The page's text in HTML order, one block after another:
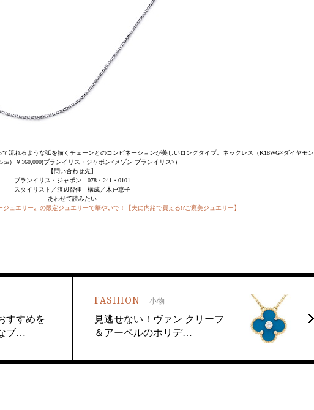
流れるような弧を描くチェーンとのコンビネーションが美しいロングタイプ。ネックレス（K18WG×ダイヤモン
㎝）￥160,000(ブランイリス・ジャポン<メゾン ブランイリス>)
【問い合わせ先】
ブランイリス・ジャポン 078・241・0101
スタイリスト／渡辺智佳 構成／木戸恵子
あわせて読みたい
ュエリー〟の限定ジュエリーで華やいで！【夫に内緒で買える!?ご褒美ジュエリー】
すすめを
ブ…
FASHION 小物
見逃せない！ヴァン クリーフ
＆アーペルのホリデ…